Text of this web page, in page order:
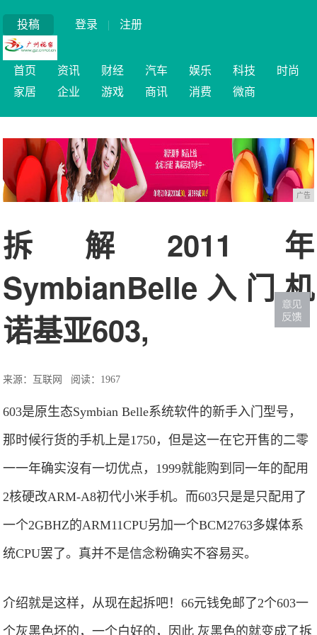
投稿 登录 | 注册
首页 资讯 财经 汽车 娱乐 科技
时尚
家居
企业 游戏 商讯 消费 微商
广告
拆解2011年
SymbianBelle入门机
诺基亚603,
来源：互联网 阅读：1967
603是原生态Symbian Belle系统软件的新手入门型号，
那时候行货的手机上是1750，但是这一在它开售的二零
一一年确实沒有一切优点，1999就能购到同一年的配用
2核硬改ARM-A8初代小米手机。而603只是是只配用了
一个2GBHZ的ARM11CPU另加一个BCM2763多媒体系
统CPU罢了。真并不是信念粉确实不容易买。
介绍就是这样，从现在起拆吧！66元钱免邮了2个603一
个灰黑色坏的，一个白好的，因此 灰黑色的就变成了拆